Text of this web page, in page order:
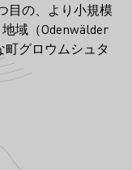
目の、より小規模
域（Odenwälder
グロウムシュタ